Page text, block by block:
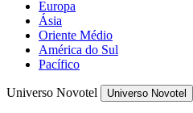
Europa
Ásia
Oriente Médio
América do Sul
Pacífico
Universo Novotel Universo Novotel